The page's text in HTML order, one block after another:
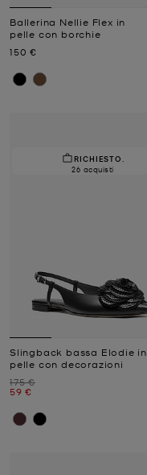
Ballerina Nellie Flex in
pelle con borchie
Prezzo attuale
150 €
RICHIESTO.
26 acquisti
Slingback bassa Elodie in
pelle con decorazioni
Prezzo iniziale
175 €
Prezzo attuale
59 €